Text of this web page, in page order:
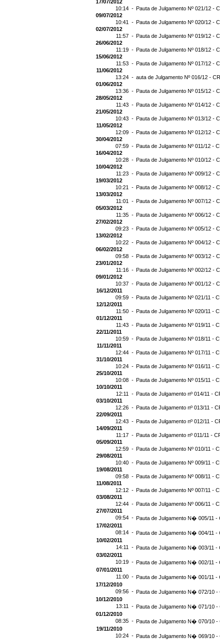
17/07/2012
10:14 - Pauta de Julgamento Nº 021/12 -
09/07/2012
10:41 - Pauta de Julgamento Nº 020/12 -
02/07/2012
11:57 - Pauta de Julgamento Nº 019/12 -
26/06/2012
11:19 - Pauta de Julgamento Nº 018/12 -
15/06/2012
11:53 - Pauta de Julgamento Nº 017/12 -
11/06/2012
13:24 - auta de Julgamento Nº 016/12 -
01/06/2012
13:36 - Pauta de Julgamento Nº 015/12 -
28/05/2012
11:43 - Pauta de Julgamento Nº 014/12 -
21/05/2012
10:43 - Pauta de Julgamento Nº 013/12 -
11/05/2012
12:09 - Pauta de Julgamento Nº 012/12 -
30/04/2012
07:59 - Pauta de Julgamento Nº 011/12 -
16/04/2012
10:28 - Pauta de Julgamento Nº 010/12 -
10/04/2012
11:23 - Pauta de Julgamento Nº 009/12 -
19/03/2012
10:21 - Pauta de Julgamento Nº 008/12 -
13/03/2012
11:01 - Pauta de Julgamento Nº 007/12 -
05/03/2012
11:35 - Pauta de Julgamento Nº 006/12 -
27/02/2012
09:23 - Pauta de Julgamento Nº 005/12 -
13/02/2012
10:22 - Pauta de Julgamento Nº 004/12 -
06/02/2012
09:58 - Pauta de Julgamento Nº 003/12 -
23/01/2012
11:16 - Pauta de Julgamento Nº 002/12 -
09/01/2012
10:37 - Pauta de Julgamento Nº 001/12 -
16/12/2011
09:59 - Pauta de Julgamento Nº 021/11 -
12/12/2011
11:50 - Pauta de Julgamento Nº 020/11 -
01/12/2011
11:43 - Pauta de Julgamento Nº 019/11 -
22/11/2011
10:59 - Pauta de Julgamento Nº 018/11 -
11/11/2011
12:44 - Pauta de Julgamento Nº 017/11 -
31/10/2011
10:24 - Pauta de Julgamento Nº 016/11 -
25/10/2011
10:08 - Pauta de Julgamento Nº 015/11 -
10/10/2011
12:11 - Pauta de Julgamento nº 014/11 -
03/10/2011
12:26 - Pauta de Julgamento nº 013/11 -
22/09/2011
12:43 - Pauta de Julgamento nº 012/11 -
14/09/2011
11:17 - Pauta de Julgamento nº 011/11 -
05/09/2011
12:59 - Pauta de Julgamento Nº 010/11 -
29/08/2011
10:40 - Pauta de Julgamento Nº 009/11 -
19/08/2011
09:58 - Pauta de Julgamento Nº 008/11 -
11/08/2011
12:12 - Pauta de Julgamento Nº 007/11 -
03/08/2011
12:44 - Pauta de Julgamento Nº 006/11 -
27/07/2011
09:54 - Pauta de Julgamento N� 005/11 -
17/02/2011
08:14 - Pauta de Julgamento N� 004/11 -
10/02/2011
14:11 - Pauta de Julgamento N� 003/11 -
03/02/2011
10:19 - Pauta de Julgamento N� 002/11 -
07/01/2011
11:00 - Pauta de Julgamento N� 001/11 -
17/12/2010
09:56 - Pauta de Julgamento N� 072/10 -
10/12/2010
13:11 - Pauta de Julgamento N� 071/10 -
01/12/2010
08:35 - Pauta de Julgamento N� 070/10 -
19/11/2010
10:24 - Pauta de Julgamento N� 069/10 -